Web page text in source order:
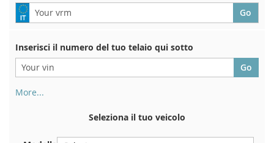
Inserisci il numero del tuo telaio qui sotto
More...
immatricolazione. E anche in macchina
Sulla piastra inferiore del sedile anteriore destro
Seleziona il tuo veicolo